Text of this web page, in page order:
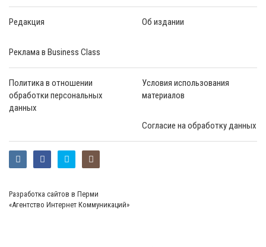
Редакция Об издании
Реклама в Business Class
Политика в отношении
обработки персональных
данных
Условия использования
материалов
Согласие на обработку данных
Разработка сайтов в Перми
«Агентство Интернет Коммуникаций»